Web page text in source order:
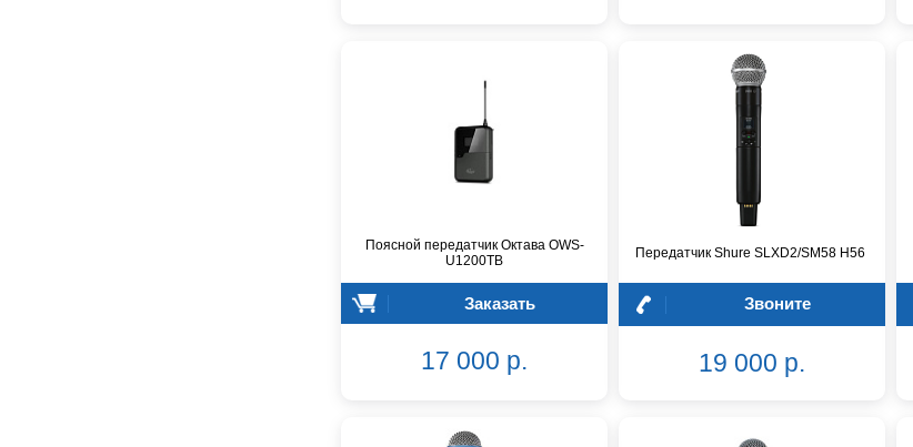
Поясной передатчик Октава OWS-
U1200TB
Заказать
17 000 р.
Передатчик Shure SLXD2/SM58 H56
Звоните
19 000 р.